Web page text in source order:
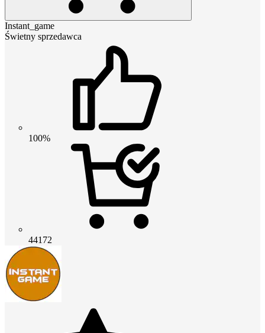
Instant_game
Świetny sprzedawca
100%
44172